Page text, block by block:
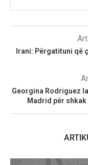
Irani: Përgatituni që
Georgina Rodriguez
Madrid për